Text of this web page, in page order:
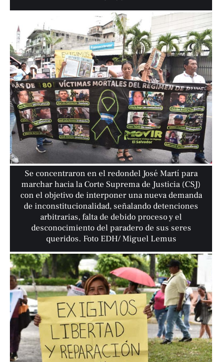
Se concentraron en el redondel José Martí para
marchar hacia la Corte Suprema de Justicia (CSJ)
con el objetivo de interponer una nueva demanda
de inconstitucionalidad, señalando detenciones
arbitrarias, falta de debido proceso y el
desconocimiento del paradero de sus seres
queridos. Foto EDH/ Miguel Lemus